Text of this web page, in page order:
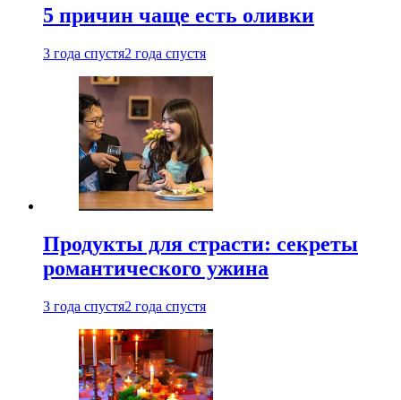
5 причин чаще есть оливки
3 года спустя2 года спустя
Продукты для страсти: секреты
романтического ужина
3 года спустя2 года спустя